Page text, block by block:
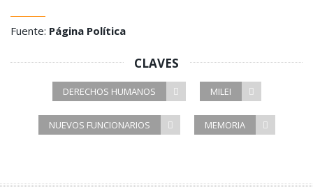
Fuente: Página Política
CLAVES
DERECHOS HUMANOS MILEI
NUEVOS FUNCIONARIOS MEMORIA